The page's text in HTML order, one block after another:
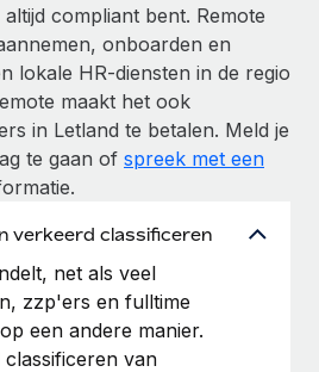
compliant bent. Remote
onboarden en
lokale HR-diensten in de regio
maakt het ook
in Letland te betalen. Meld je
te gaan of spreek met een
verkeerd classificeren
net als veel
zzp'ers en fulltime
een andere manier.
van